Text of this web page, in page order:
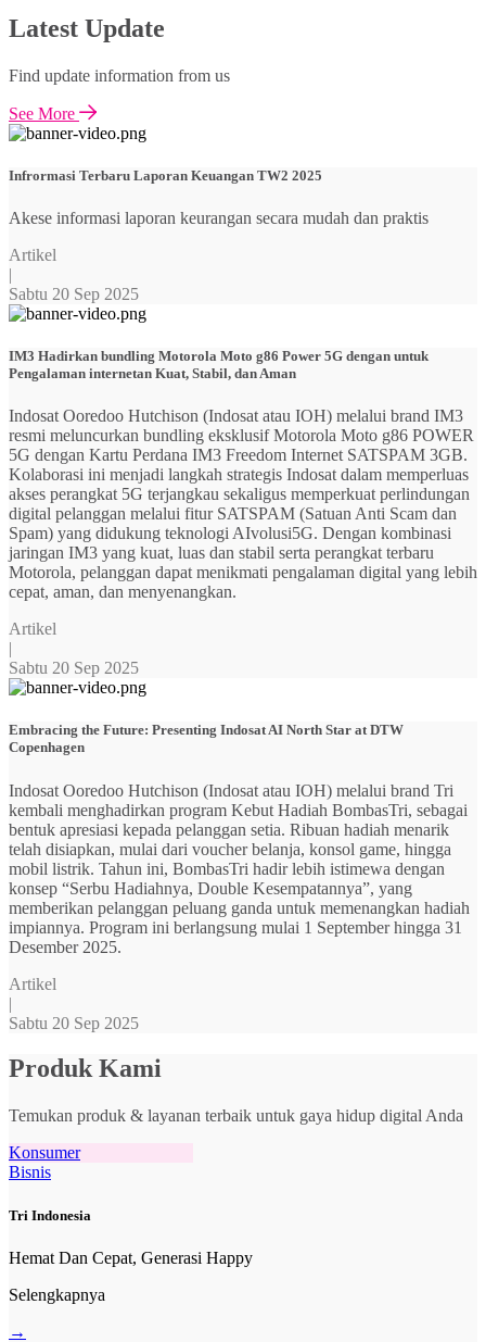
Latest Update
Find update information from us
See More
Infrormasi Terbaru Laporan Keuangan TW2 2025
Akese informasi laporan keurangan secara mudah dan praktis
Artikel
|
Sabtu 20 Sep 2025
IM3 Hadirkan bundling Motorola Moto g86 Power 5G dengan untuk
Pengalaman internetan Kuat, Stabil, dan Aman
Indosat Ooredoo Hutchison (Indosat atau IOH) melalui brand IM3
resmi meluncurkan bundling eksklusif Motorola Moto g86 POWER
5G dengan Kartu Perdana IM3 Freedom Internet SATSPAM 3GB.
Kolaborasi ini menjadi langkah strategis Indosat dalam memperluas
akses perangkat 5G terjangkau sekaligus memperkuat perlindungan
digital pelanggan melalui fitur SATSPAM (Satuan Anti Scam dan
Spam) yang didukung teknologi AIvolusi5G. Dengan kombinasi
jaringan IM3 yang kuat, luas dan stabil serta perangkat terbaru
Motorola, pelanggan dapat menikmati pengalaman digital yang lebih
cepat, aman, dan menyenangkan.
Artikel
|
Sabtu 20 Sep 2025
Embracing the Future: Presenting Indosat AI North Star at DTW
Copenhagen
Indosat Ooredoo Hutchison (Indosat atau IOH) melalui brand Tri
kembali menghadirkan program Kebut Hadiah BombasTri, sebagai
bentuk apresiasi kepada pelanggan setia. Ribuan hadiah menarik
telah disiapkan, mulai dari voucher belanja, konsol game, hingga
mobil listrik. Tahun ini, BombasTri hadir lebih istimewa dengan
konsep “Serbu Hadiahnya, Double Kesempatannya”, yang
memberikan pelanggan peluang ganda untuk memenangkan hadiah
impiannya. Program ini berlangsung mulai 1 September hingga 31
Desember 2025.
Artikel
|
Sabtu 20 Sep 2025
Produk Kami
Temukan produk & layanan terbaik untuk gaya hidup digital Anda
Konsumer
Bisnis
Tri Indonesia
Hemat Dan Cepat, Generasi Happy
Selengkapnya
→